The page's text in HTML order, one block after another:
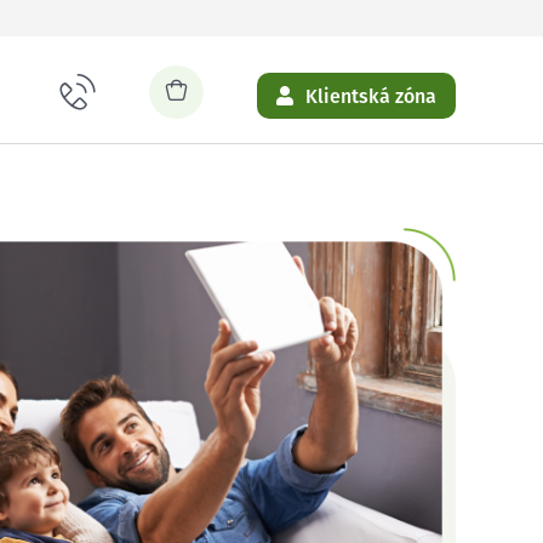
Klientská zóna